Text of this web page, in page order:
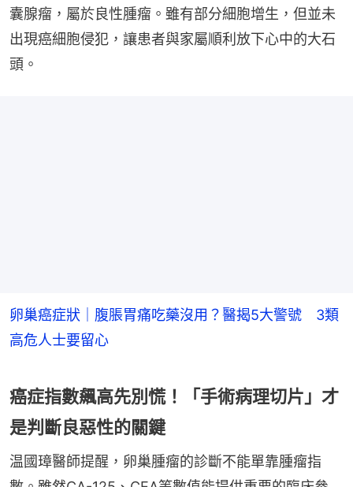
囊腺瘤，屬於良性腫瘤。雖有部分細胞增生，但並未
出現癌細胞侵犯，讓患者與家屬順利放下心中的大石
頭。
卵巢癌症狀｜腹脹胃痛吃藥沒用？醫揭5大警號 3類
高危人士要留心
癌症指數飆高先別慌！「手術病理切片」才
是判斷良惡性的關鍵
温國璋醫師提醒，卵巢腫瘤的診斷不能單靠腫瘤指